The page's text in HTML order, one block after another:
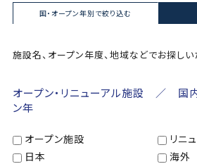
国・オープン年別で絞り込む
施設名、オープン年度、地域などでお探しい
オープン・リニューアル施設 ／
ン年
オープン施設
リニ
日本
海外